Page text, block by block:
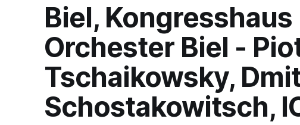
Biel,
Orchester Biel -
Tschaikowsky,
Schostakowitsch,